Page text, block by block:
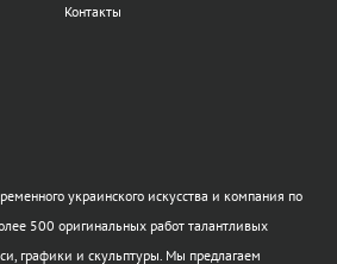
Контакты
украинского искусства и компания по
500 оригинальных работ талантливых
графики и скульптуры. Мы предлагаем